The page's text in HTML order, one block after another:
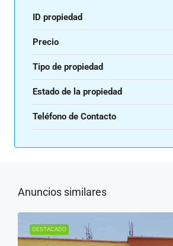
ID propiedad
Precio
Tipo de propiedad
Estado de la propiedad
Teléfono de Contacto
Anuncios similares
DESTACADO